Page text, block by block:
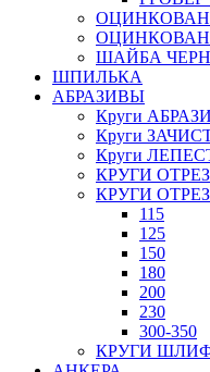
ШАЙБА
ШПИЛЬКА
АБРАЗИВЫ
Круги
Круги
Круги
КРУГИ
КРУГИ
115
125
150
180
200
230
300-350
КРУГИ